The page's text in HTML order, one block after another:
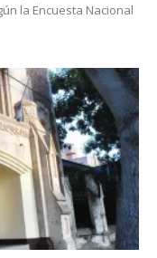
la Encuesta Nacional